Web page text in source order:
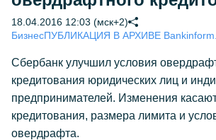
18.04.2016 12:03 (мск+2)
БизнесПУБЛИКАЦИЯ В АРХИВЕ
Сбербанк улучшил условия
кредитования юридических лиц и
предпринимателей. Изменения
кредитования, размера лимита и
овердрафта.